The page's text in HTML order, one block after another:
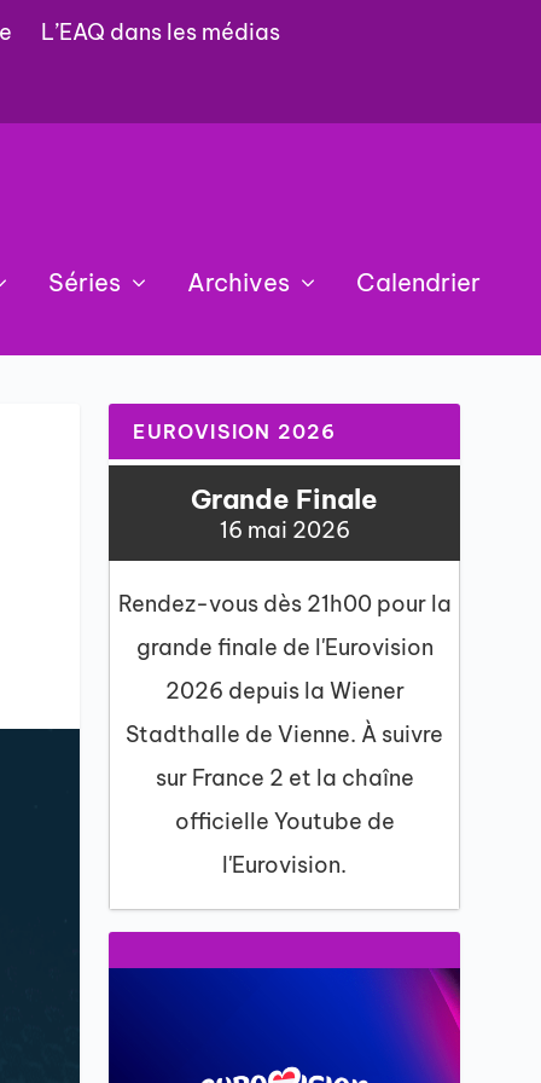
L’EAQ dans les médias
Séries Archives Calendrier
EUROVISION 2026
Grande Finale
16 mai 2026
Rendez-vous dès 21h00 pour la
grande finale de l'Eurovision
2026 depuis la Wiener
Stadthalle de Vienne. À suivre
sur France 2 et la chaîne
officielle Youtube de
l'Eurovision.